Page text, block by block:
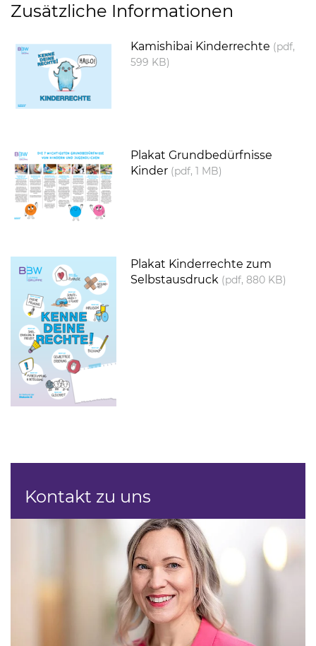
Zusätzliche Informationen
Kamishibai Kinderrechte (pdf,
599 KB)
(Link öffnet einen neuen Tab)
Plakat Grundbedürfnisse
Kinder (pdf, 1 MB)
(Link öffnet einen neuen Tab)
Plakat Kinderrechte zum
Selbstausdruck (pdf, 880 KB)
(Link öffnet einen neuen Tab)
Kontakt zu uns